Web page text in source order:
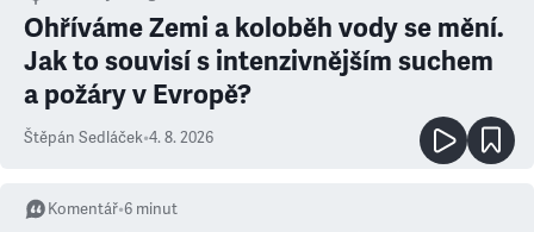
Ohříváme Zemi a koloběh vody se mění.
Jak to souvisí s intenzivnějším suchem
a požáry v Evropě?
Štěpán Sedláček•4. 8. 2026
Komentář•6 minut